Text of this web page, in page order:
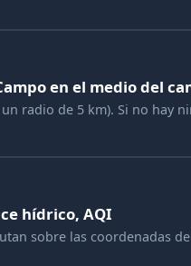
en el medio del
radio de 5 km). Si no hay
hídrico, AQI
sobre las coordenadas